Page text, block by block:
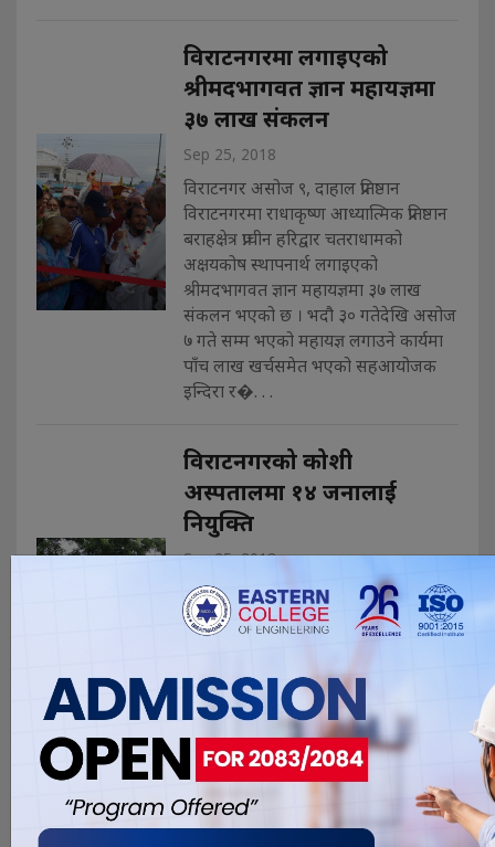
विराटनगरमा लगाइएको
श्रीमदभागवत ज्ञान महायज्ञमा
३७ लाख संकलन
Sep 25, 2018
विराटनगर असोज ९, दाहाल प्रतिष्ठान
विराटनगरमा राधाकृष्ण आध्यात्मिक प्रतिष्ठान
बराहक्षेत्र प्राचीन हरिद्वार चतराधामको
अक्षयकोष स्थापनार्थ लगाइएको
श्रीमदभागवत ज्ञान महायज्ञमा ३७ लाख
संकलन भएको छ । भदौ ३० गतेदेखि असोज
७ गते सम्म भएको महायज्ञ लगाउने कार्यमा
पाँच लाख खर्चसमेत भएको सहआयोजक
इन्दिरा र�. . .
विराटनगरको कोशी
अस्पतालमा १४ जनालाई
नियुक्ति
Sep 25, 2018
बिराटनगर असोज ९। विराटनगरमा रहेको
कोशी अञ्चल अस्पतालमा प्रदेश सरकारका
मन्त्रीको ठाडो आदेशमा १४ जनालाई
नियुक्ति दिइएको छ । प्रदेश १ का सामाजिक
विकास मन्त्री जीवन घिमिरेको ठाडो आदेशमा
अञ्चल अस्पतालमा १४ कर्मचारीलाई
नियुक्ति दिइएको हो । मन्त्री घिमिरेका निजी
सचिव हिक्मतबहादुर बस्नेतले नियुक्तिका ल.
. .